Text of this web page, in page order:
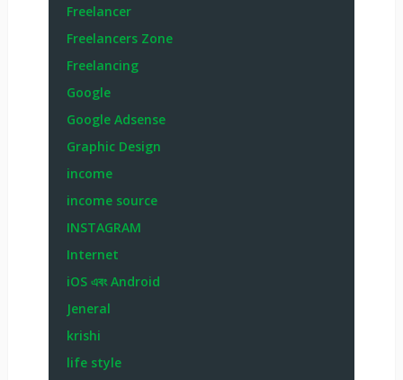
Freelancer
Freelancers Zone
Freelancing
Google
Google Adsense
Graphic Design
income
income source
INSTAGRAM
Internet
iOS এবং Android
Jeneral
krishi
life style